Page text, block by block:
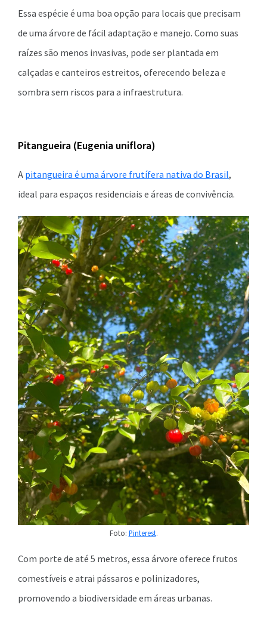
Essa espécie é uma boa opção para locais que precisam
de uma árvore de fácil adaptação e manejo. Como suas
raízes são menos invasivas, pode ser plantada em
calçadas e canteiros estreitos, oferecendo beleza e
sombra sem riscos para a infraestrutura.
Pitangueira (Eugenia uniflora)
A pitangueira é uma árvore frutífera nativa do Brasil,
ideal para espaços residenciais e áreas de convivência.
Foto: Pinterest.
Com porte de até 5 metros, essa árvore oferece frutos
comestíveis e atrai pássaros e polinizadores,
promovendo a biodiversidade em áreas urbanas.